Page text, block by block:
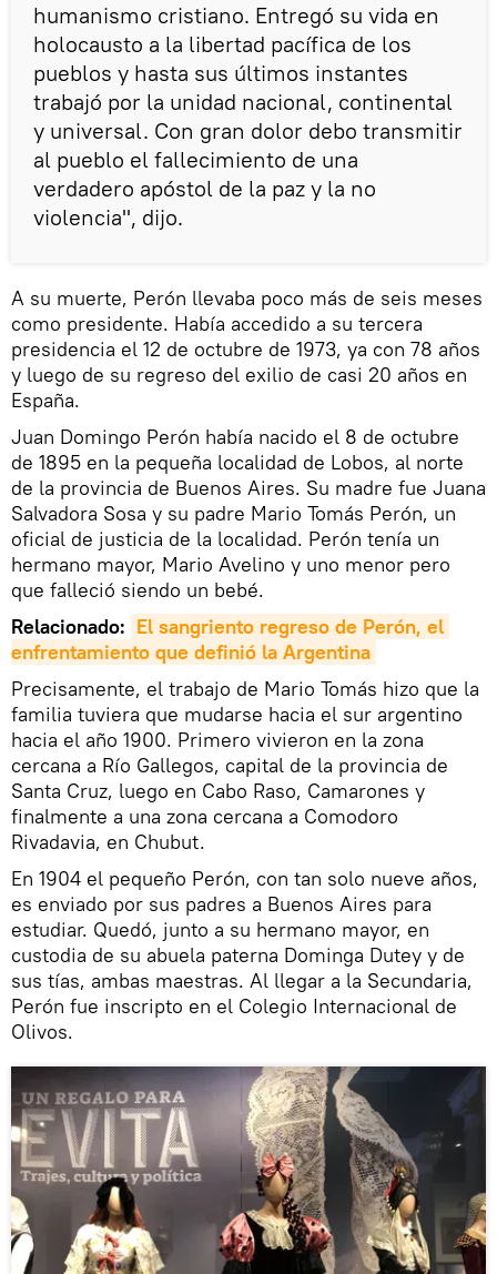
humanismo cristiano. Entregó su vida en
holocausto a la libertad pacífica de los
pueblos y hasta sus últimos instantes
trabajó por la unidad nacional, continental
y universal. Con gran dolor debo transmitir
al pueblo el fallecimiento de una
verdadero apóstol de la paz y la no
violencia", dijo.
A su muerte, Perón llevaba poco más de seis meses
como presidente. Había accedido a su tercera
presidencia el 12 de octubre de 1973, ya con 78 años
y luego de su regreso del exilio de casi 20 años en
España.
Juan Domingo Perón había nacido el 8 de octubre
de 1895 en la pequeña localidad de Lobos, al norte
de la provincia de Buenos Aires. Su madre fue Juana
Salvadora Sosa y su padre Mario Tomás Perón, un
oficial de justicia de la localidad. Perón tenía un
hermano mayor, Mario Avelino y uno menor pero
que falleció siendo un bebé.
Relacionado: El sangriento regreso de Perón, el
enfrentamiento que definió la Argentina
Precisamente, el trabajo de Mario Tomás hizo que la
familia tuviera que mudarse hacia el sur argentino
hacia el año 1900. Primero vivieron en la zona
cercana a Río Gallegos, capital de la provincia de
Santa Cruz, luego en Cabo Raso, Camarones y
finalmente a una zona cercana a Comodoro
Rivadavia, en Chubut.
En 1904 el pequeño Perón, con tan solo nueve años,
es enviado por sus padres a Buenos Aires para
estudiar. Quedó, junto a su hermano mayor, en
custodia de su abuela paterna Dominga Dutey y de
sus tías, ambas maestras. Al llegar a la Secundaria,
Perón fue inscripto en el Colegio Internacional de
Olivos.